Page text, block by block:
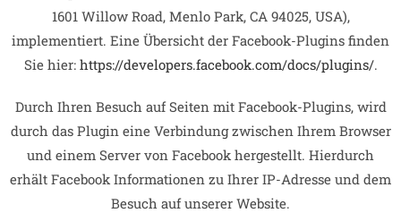
1601 Willow Road, Menlo Park, CA 94025, USA),
implementiert. Eine Übersicht der Facebook-Plugins finden
Sie hier: https://developers.facebook.com/docs/plugins/.
Durch Ihren Besuch auf Seiten mit Facebook-Plugins, wird
durch das Plugin eine Verbindung zwischen Ihrem Browser
und einem Server von Facebook hergestellt. Hierdurch
erhält Facebook Informationen zu Ihrer IP-Adresse und dem
Besuch auf unserer Website.